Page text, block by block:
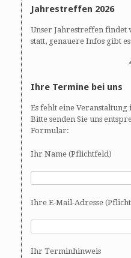
Jahrestreffen 2026
Unser Jahrestreffen findet
statt, genauere Infos gibt
Ihre Termine bei uns
Es fehlt eine
Bitte senden Sie uns
Formular:
Ihr Name (Pflichtfeld)
Ihre E-Mail-Adresse
Ihr Terminhinweis